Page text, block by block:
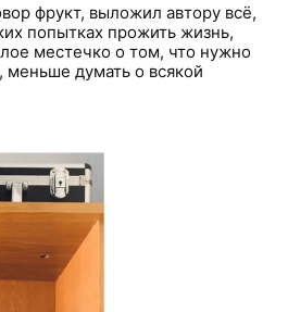
фрукт, выложил автору всё,
попытках прожить жизнь,
местечко о том, что нужно
думать о всякой